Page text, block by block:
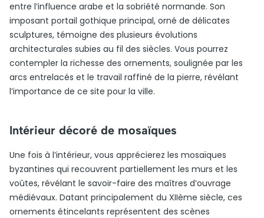
entre l’influence arabe et la sobriété normande. Son
imposant portail gothique principal, orné de délicates
sculptures, témoigne des plusieurs évolutions
architecturales subies au fil des siècles. Vous pourrez
contempler la richesse des ornements, soulignée par les
arcs entrelacés et le travail raffiné de la pierre, révélant
l’importance de ce site pour la ville.
Intérieur décoré de mosaïques
Une fois à l’intérieur, vous apprécierez les mosaïques
byzantines qui recouvrent partiellement les murs et les
voûtes, révélant le savoir-faire des maîtres d’ouvrage
médiévaux. Datant principalement du XIIème siècle, ces
ornements étincelants représentent des scènes